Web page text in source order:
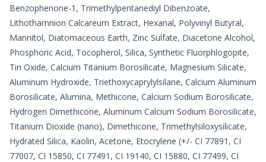
Benzophenone-1, Trimethylpentanediyl Dibenzoate,
Lithothamnion Calcareum Extract, Hexanal, Polyvinyl Butyral,
Mannitol, Diatomaceous Earth, Zinc Sulfate, Diacetone Alcohol,
Phosphoric Acid, Tocopherol, Silica, Synthetic Fluorphlogopite,
Tin Oxide, Calcium Titanium Borosilicate, Magnesium Silicate,
Aluminum Hydroxide, Triethoxycaprylylsilane, Calcium Aluminum
Borosilicate, Alumina, Methicone, Calcium Sodium Borosilicate,
Hydrogen Dimethicone, Aluminum Calcium Sodium Borosilicate,
Titanium Dioxide (nano), Dimethicone, Trimethylsiloxysilicate,
Hydrated Silica, Kaolin, Acetone, Etocrylene (+/- CI 77891, CI
77007, CI 15850, CI 77491, CI 19140, CI 15880, CI 77499, CI